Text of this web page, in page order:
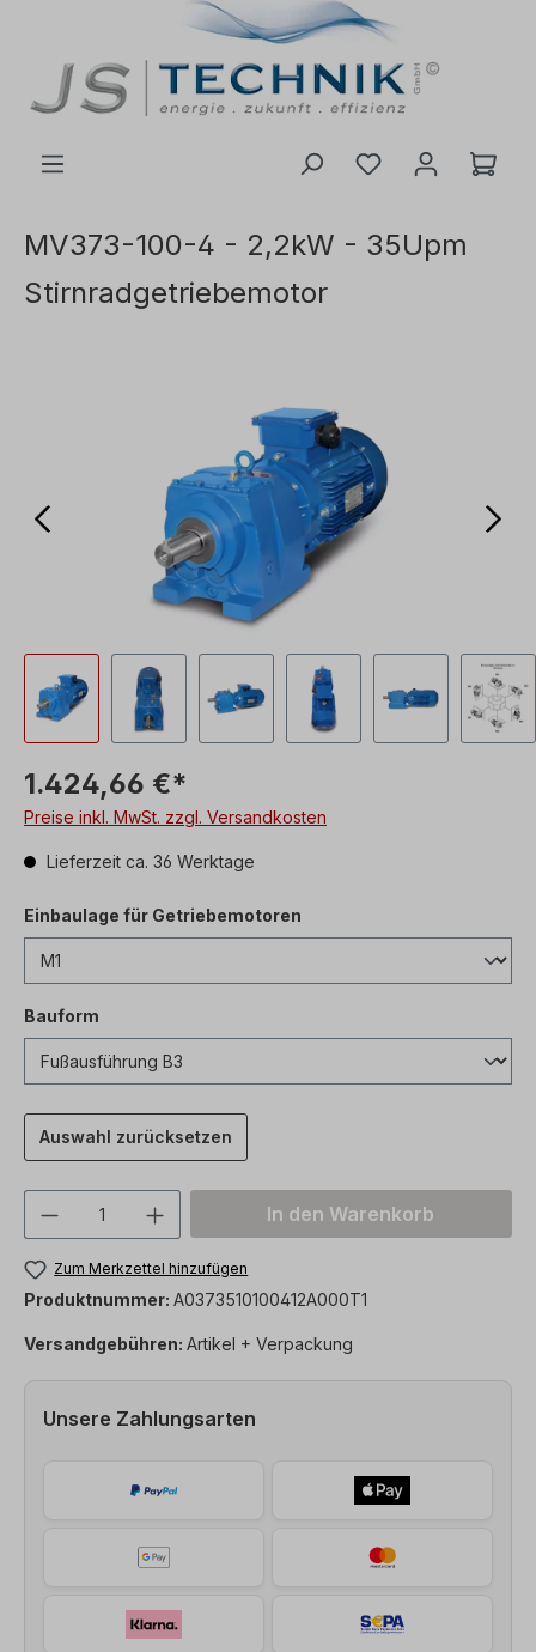
MV373-100-4 - 2,2kW - 35Upm
Stirnradgetriebemotor
1.424,66 €*
Preise inkl. MwSt. zzgl. Versandkosten
Lieferzeit ca. 36 Werktage
Einbaulage für Getriebemotoren
Bauform
Auswahl zurücksetzen
Produkt Anzahl: Gib denIn den Warenkorb
Zum Merkzettel hinzufügen
Produktnummer: A0373510100412A000T1
Versandgebühren: Artikel + Verpackung
Unsere Zahlungsarten